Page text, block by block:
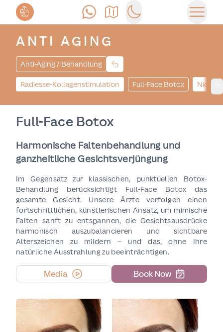
AnrufenAnfahrtSwitch to dark mode
ANTI AGING
Anti-Aging / Behandlung
Radiesse-Kollagenstimulation Full-Face Botox Nicht-
Full-Face Botox
Harmonische Faltenbehandlung und
ganzheitliche Gesichtsverjüngung
Im Gegensatz zur klassischen, punktuellen Botox-
Behandlung berücksichtigt Full-Face Botox das
gesamte Gesicht. Unsere Ärzte verfolgen einen
fortschrittlichen, künstlerischen Ansatz, um mimische
Falten sanft zu entspannen, die Gesichtsausdrücke
harmonisch auszubalancieren und sichtbare
Alterszeichen zu mildern – und das, ohne Ihre
natürliche Ausstrahlung zu beeinträchtigen.
Book Now
Media